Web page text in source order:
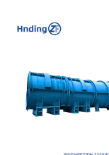
заводах,
офисах,